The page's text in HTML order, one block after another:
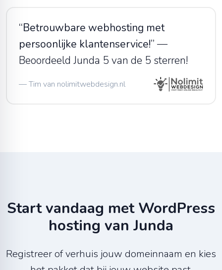
“Betrouwbare webhosting met
persoonlijke klantenservice!” —
Beoordeeld Junda 5 van de 5 sterren!
—Tim van nolimitwebdesign.nl
Start vandaag met WordPress
hosting van Junda
Registreer of verhuis jouw domeinnaam en kies